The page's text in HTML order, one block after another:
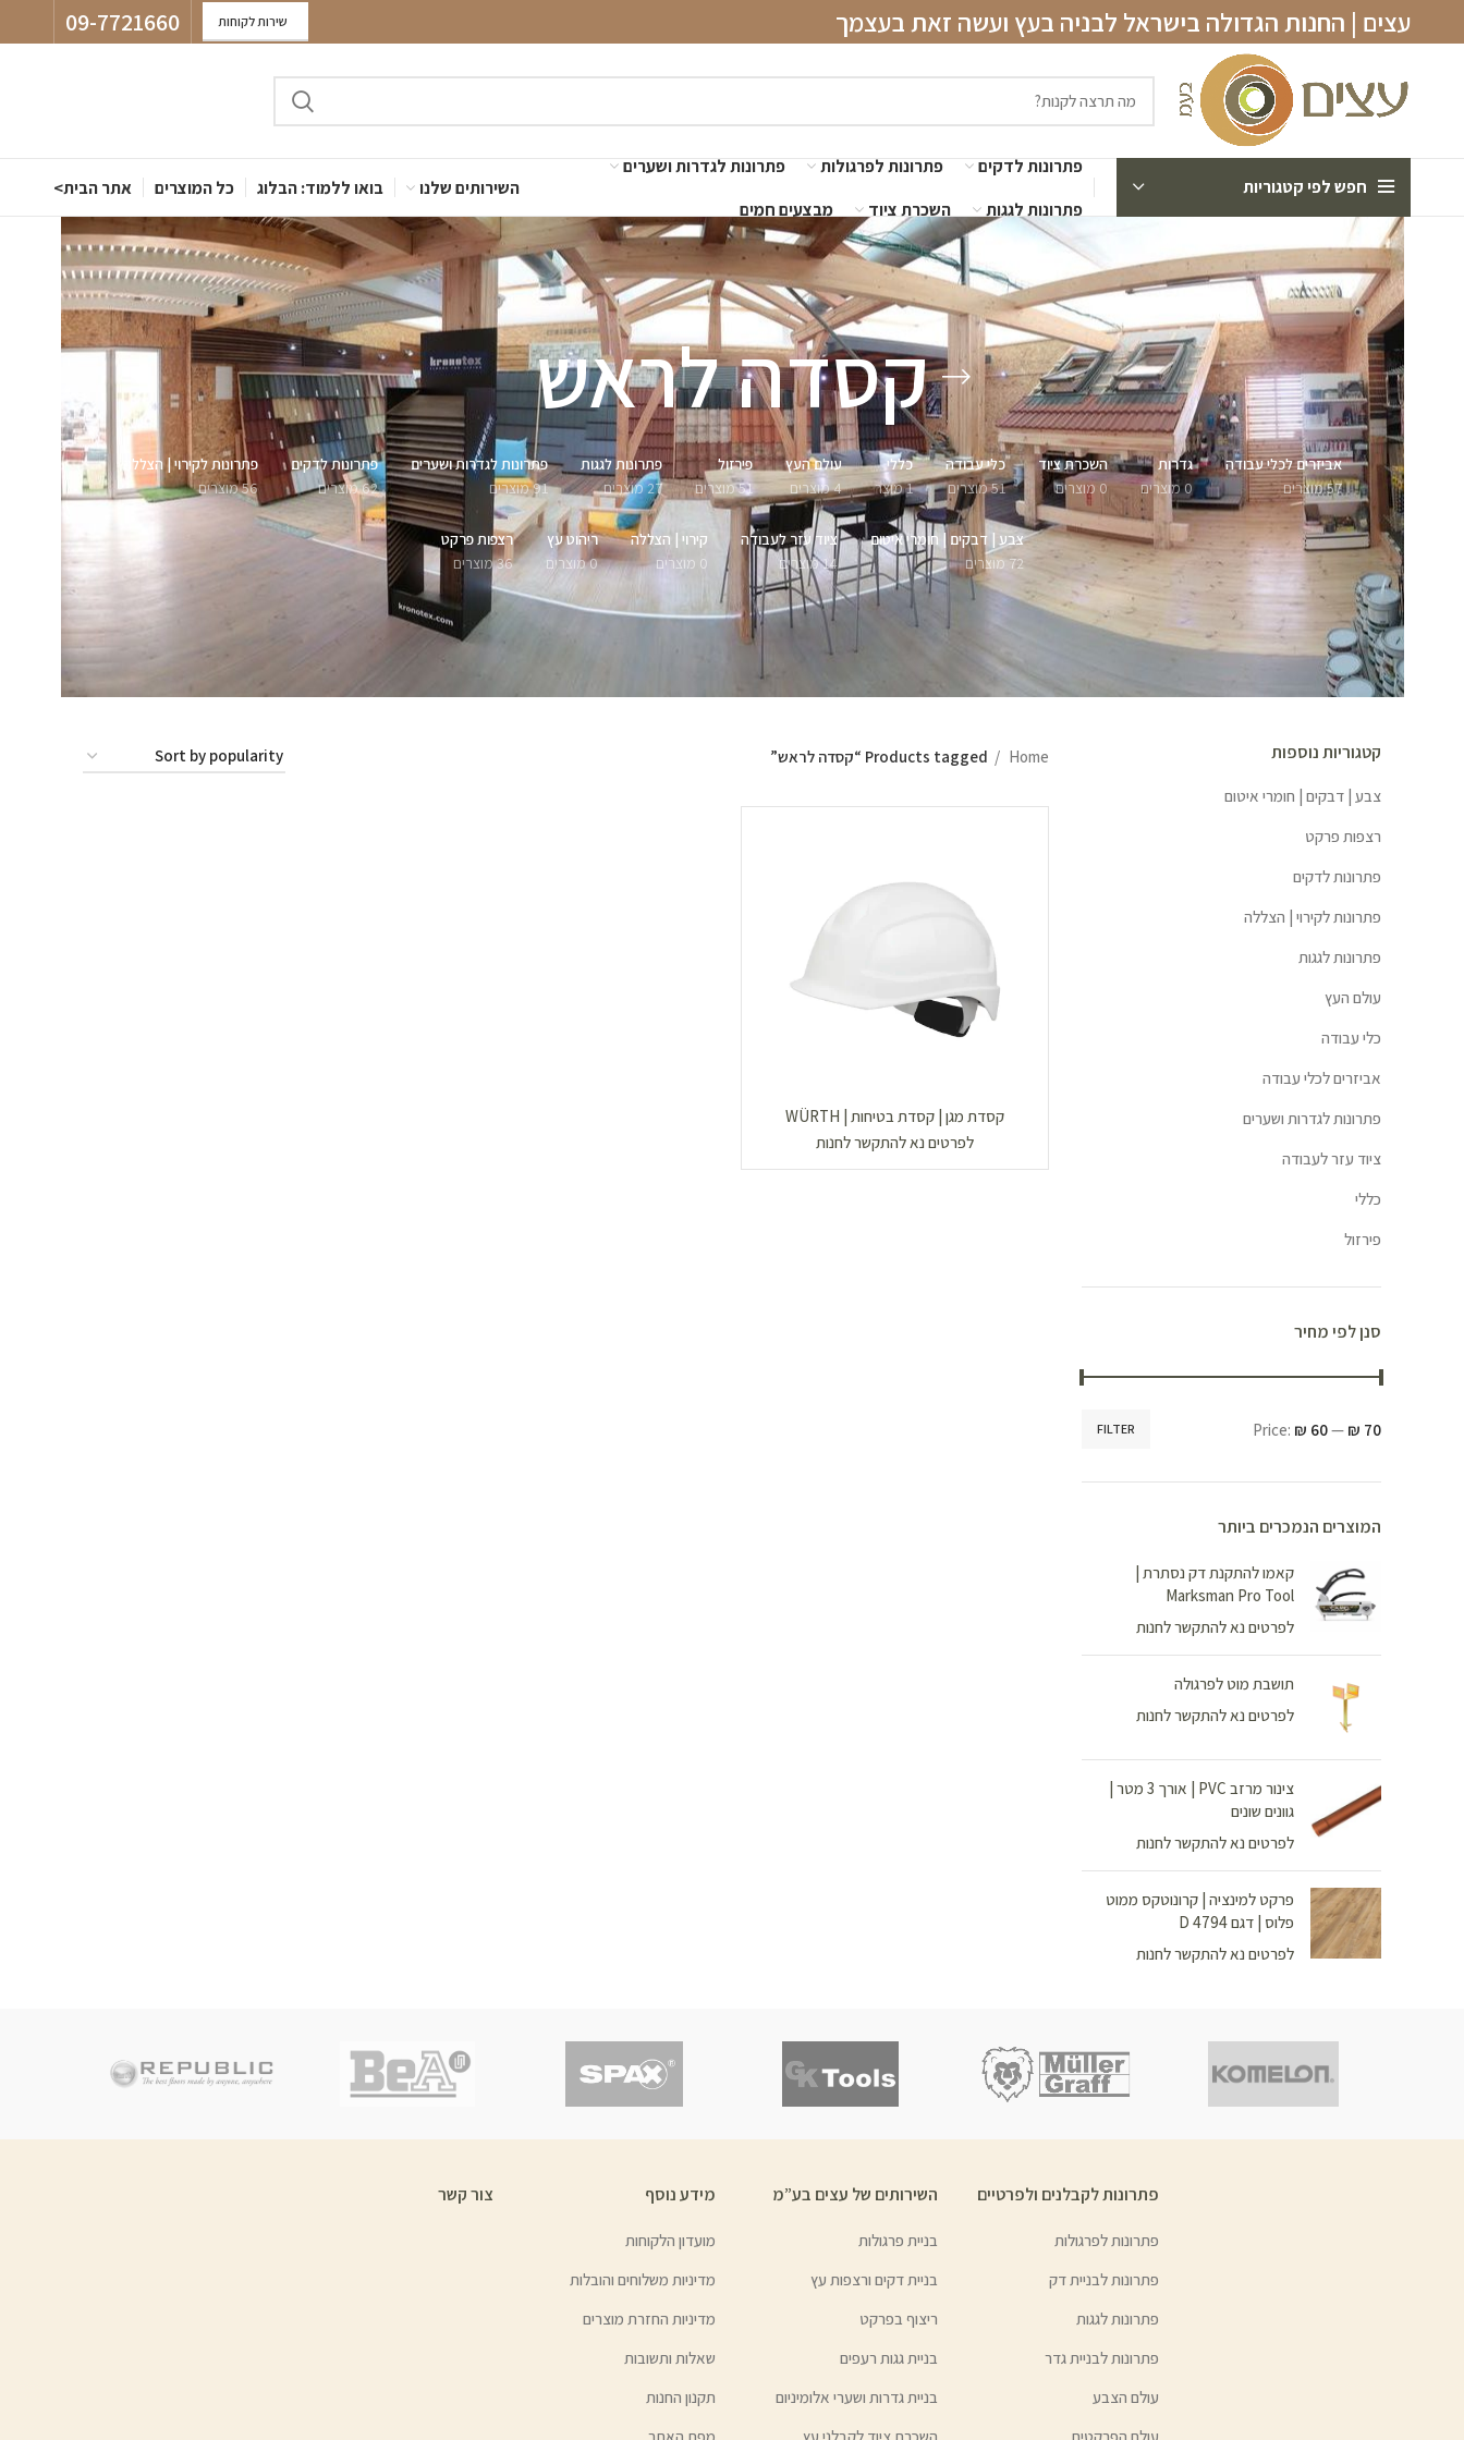
עצים | החנות הגדולה בישראל לבניה בעץ ועשה זאת בעצמך שירות לקוחות 09-7721660
חפש לפי קטגוריות
פתרונות לדקים פתרונות לפרגולות
פתרונות לגדרות ושערים
פתרונות לגגות
השכרת ציוד מבצעים חמים
השירותים שלנו בואו ללמוד: הבלוג כל המוצרים אתר הבית>
קסדה לראש
אביזרים לכלי עבודה
57 מוצרים
גדרות
0 מוצרים
השכרת ציוד
0 מוצרים
כלי עבודה
51 מוצרים
כללי
1 מוצר
עולם העץ
4 מוצרים
פירזול
51 מוצרים
פתרונות לגגות
27 מוצרים
פתרונות לגדרות ושערים
91 מוצרים
פתרונות לדקים
62 מוצרים
פתרונות לקירוי | הצללה
56 מוצרים
צבע | דבקים | חומרי איטום
72 מוצרים
ציוד עזר לעבודה
14 מוצרים
קירוי | הצללה
0 מוצרים
ריהוט עץ
0 מוצרים
רצפות פרקט
36 מוצרים
קטגוריות נוספות
צבע | דבקים | חומרי איטום
רצפות פרקט
פתרונות לדקים
פתרונות לקירוי | הצללה
פתרונות לגגות
עולם העץ
כלי עבודה
אביזרים לכלי עבודה
פתרונות לגדרות ושערים
ציוד עזר לעבודה
כללי
פירזול
סנן לפי מחיר
FILTER Price: ₪ 60— ₪ 70
המוצרים הנמכרים ביותר
קאמו להתקנת דק נסתרת |
Marksman Pro Tool
לפרטים נא להתקשר לחנות
תושבת מוט לפרגולה
לפרטים נא להתקשר לחנות
צינור מרזב PVC | אורך 3 מטר |
גוונים שונים
לפרטים נא להתקשר לחנות
פרקט למינציה | קרונוטקס ממוט
פלוס | דגם D 4794
לפרטים נא להתקשר לחנות
Home Products tagged “קסדה לראש”
קסדת מגן | קסדת בטיחות | WÜRTH
לפרטים נא להתקשר לחנות
פתרונות לקבלנים ולפרטיים
פתרונות לפרגולות
פתרונות לבניית דק
פתרונות לגגות
פתרונות לבניית גדר
עולם הצבע
השירותים של עצים בע”מ
בניית פרגולות
בניית דקים ורצפות עץ
ריצוף בפרקט
בניית גגות רעפים
בניית גדרות ושערי אלומיניום
מידע נוסף
מועדון הלקוחות
מדיניות משלוחים והובלות
מדיניות החזרת מוצרים
שאלות ותשובות
תקנון החנות
צור קשר